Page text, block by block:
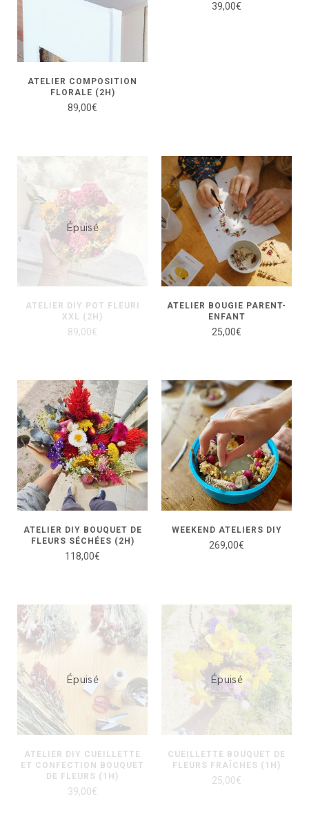
ATELIER COMPOSITION
FLORALE (2H)
89,00€
39,00€
ATELIER DIY POT FLEURI
XXL (2H)
89,00€
Épuisé
ATELIER BOUGIE PARENT-
ENFANT
25,00€
ATELIER DIY BOUQUET DE
FLEURS SÉCHÉES (2H)
118,00€
WEEKEND ATELIERS DIY
269,00€
ATELIER DIY CUEILLETTE
ET CONFECTION BOUQUET
DE FLEURS (1H)
39,00€
Épuisé
CUEILLETTE BOUQUET DE
FLEURS FRAÎCHES (1H)
25,00€
Épuisé